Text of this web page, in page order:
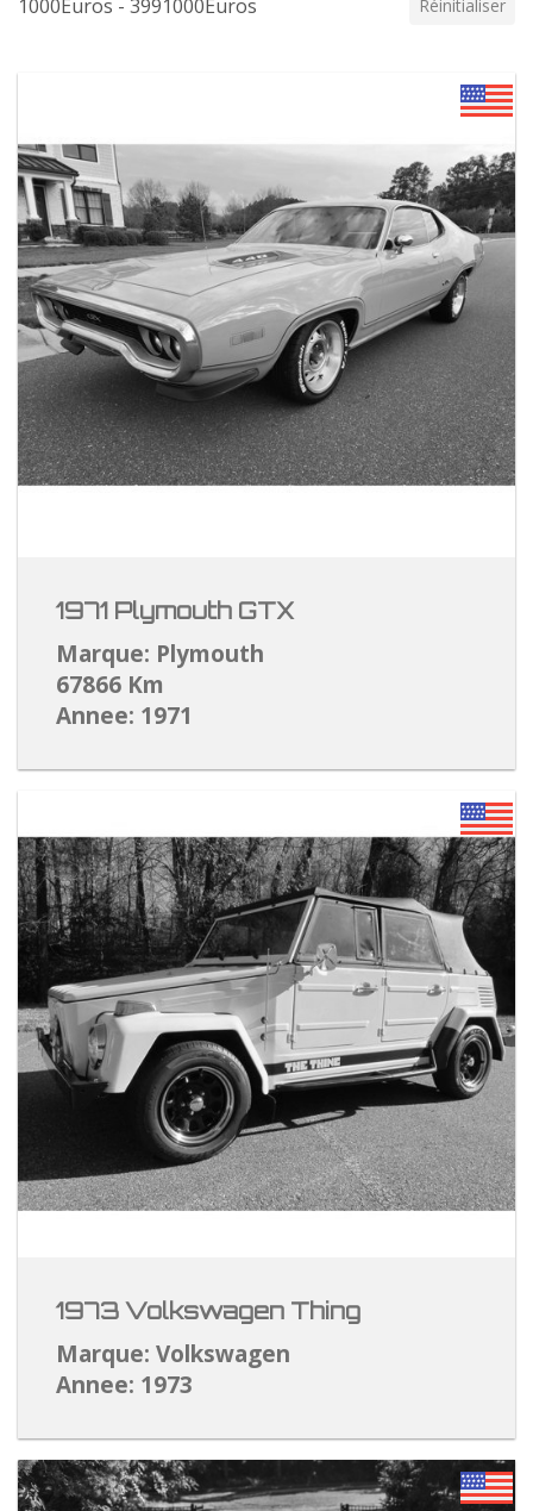
1000Euros - 3991000Euros Réinitialiser
1971 Plymouth GTX
Marque: Plymouth
67866 Km
Annee: 1971
1973 Volkswagen Thing
Marque: Volkswagen
Annee: 1973